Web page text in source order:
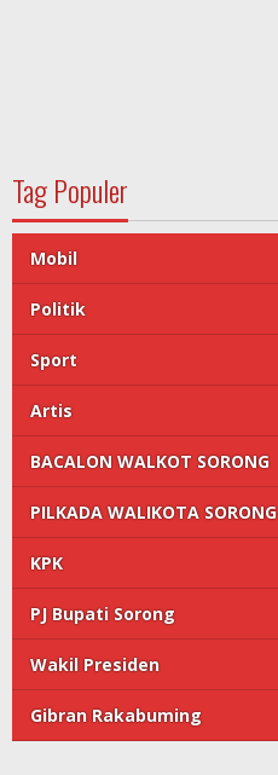
Tag Populer
Mobil
Politik
Sport
Artis
BACALON WALKOT SORONG
PILKADA WALIKOTA SORONG
KPK
PJ Bupati Sorong
Wakil Presiden
Gibran Rakabuming